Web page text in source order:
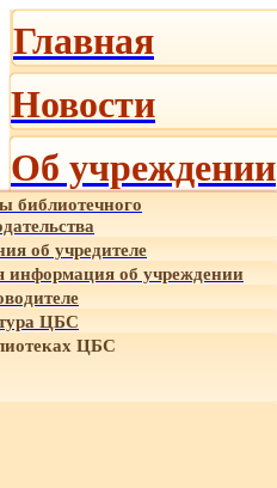
Главная
Новости
Об учреждении
библиотечного
об учредителе
об учреждении
ЦБС
ЦБС